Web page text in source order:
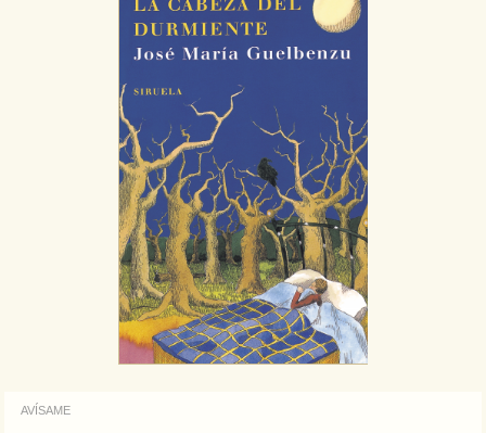
AVÍSAME